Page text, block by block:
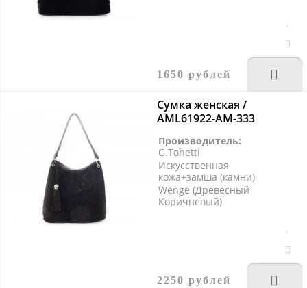
1650 рублей
Сумка женская /
AML61922-AM-333
Производитель:
G.Tohetti
Искусственная
кожа+замша (камни)
Wenge (Древесный
Коричневый)
2250 рублей